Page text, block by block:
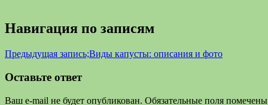
Навигация по записям
Предыдущая запись;Виды капусты: описания и фото
Оставьте ответ
Ваш e-mail не будет опубликован. Обязательные поля